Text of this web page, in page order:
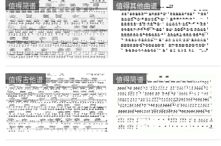
值得简谱 值得其他曲谱
值得吉他谱 值得简谱